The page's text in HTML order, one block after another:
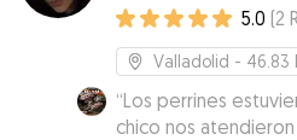
5.0 (2
Valladolid - 46.83
“Los perrines
chico nos